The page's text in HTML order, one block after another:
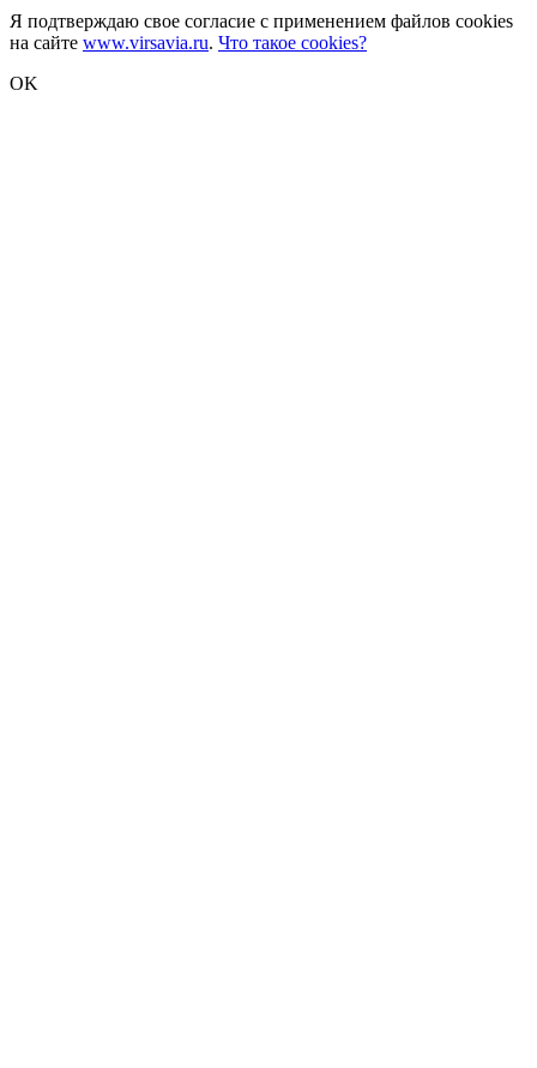
Я подтверждаю свое согласие с применением файлов cookies
на сайте www.virsavia.ru. Что такое cookies?
OK